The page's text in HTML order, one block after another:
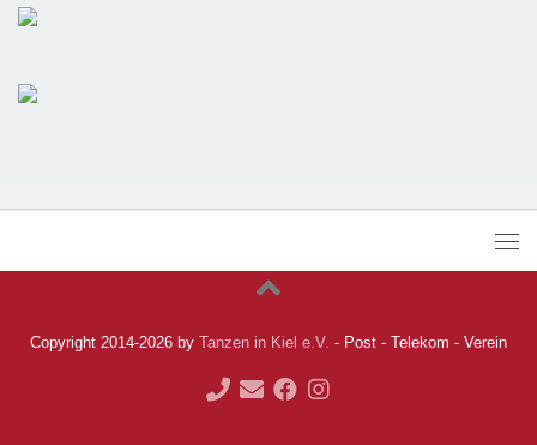
Copyright 2014-2026 by Tanzen in Kiel e.V. - Post - Telekom - Verein